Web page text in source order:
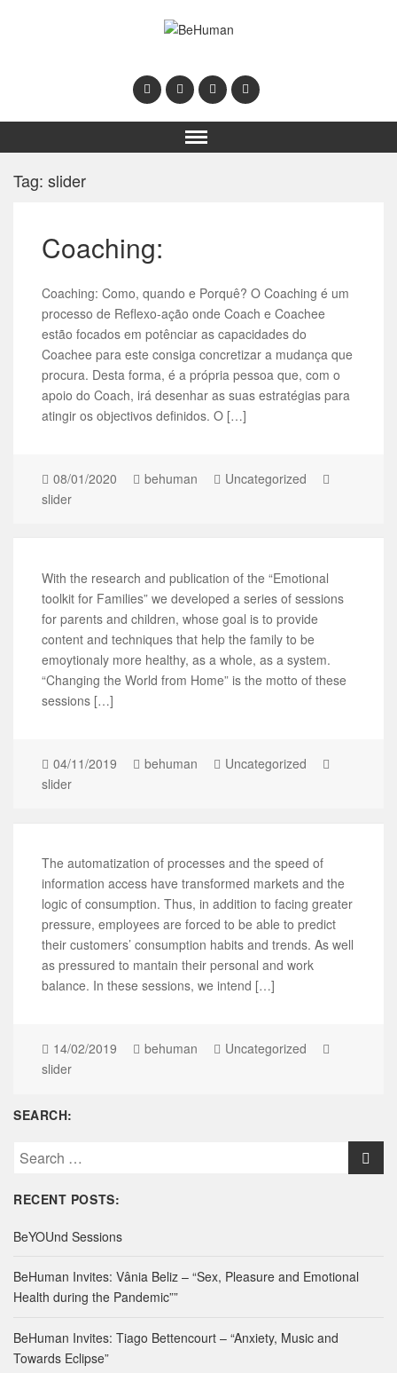
Tag: slider
Coaching:
Coaching: Como, quando e Porquê? O Coaching é um
processo de Reflexo-ação onde Coach e Coachee
estão focados em potênciar as capacidades do
Coachee para este consiga concretizar a mudança que
procura. Desta forma, é a própria pessoa que, com o
apoio do Coach, irá desenhar as suas estratégias para
atingir os objectivos definidos. O […]
08/01/2020 behuman
Uncategorized
slider
With the research and publication of the “Emotional
toolkit for Families” we developed a series of sessions
for parents and children, whose goal is to provide
content and techniques that help the family to be
emoytionaly more healthy, as a whole, as a system.
“Changing the World from Home” is the motto of these
sessions […]
04/11/2019 behuman
Uncategorized
slider
The automatization of processes and the speed of
information access have transformed markets and the
logic of consumption. Thus, in addition to facing greater
pressure, employees are forced to be able to predict
their customers’ consumption habits and trends. As well
as pressured to mantain their personal and work
balance. In these sessions, we intend […]
14/02/2019 behuman
Uncategorized
slider
SEARCH:
S
a
c
f
o
:
RECENT POSTS:
BeYOUnd Sessions
BeHuman Invites: Vânia Beliz – “Sex, Pleasure and Emotional
Health during the Pandemic””
BeHuman Invites: Tiago Bettencourt – “Anxiety, Music and
Towards Eclipse”